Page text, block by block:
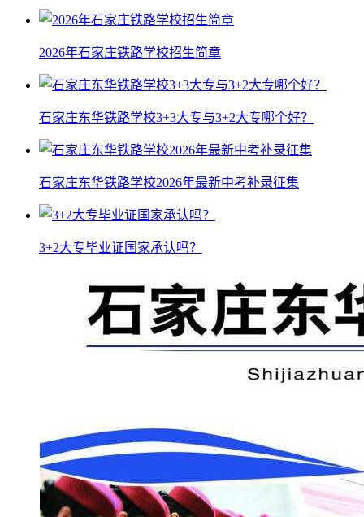
2026年石家庄铁路学校招生简章
石家庄东华铁路学校3+3大专与3+2大专哪个好？
石家庄东华铁路学校2026年最新中考补录征集
3+2大专毕业证国家承认吗？